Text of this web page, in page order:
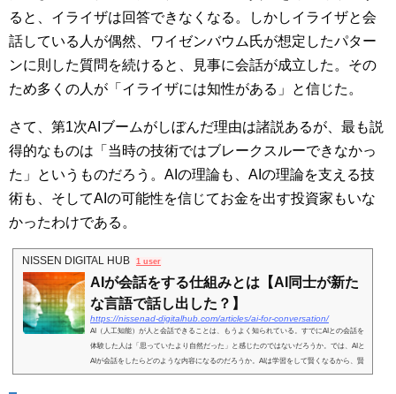
ると、イライザは回答できなくなる。しかしイライザと会
話している人が偶然、ワイゼンバウム氏が想定したパター
ンに則した質問を続けると、見事に会話が成立した。その
ため多くの人が「イライザには知性がある」と信じた。
さて、第1次AIブームがしぼんだ理由は諸説あるが、最も説
得的なものは「当時の技術ではブレークスルーできなかっ
た」というものだろう。AIの理論も、AIの理論を支える技
術も、そしてAIの可能性を信じてお金を出す投資家もいな
かったわけである。
NISSEN DIGITAL HUB 1 user
AIが会話をする仕組みとは【AI同士が新た
な言語で話し出した？】
https://nissenad-digitalhub.com/articles/ai-for-conversation/
AI（人工知能）が人と会話できることは、もうよく知られている。すでにAIとの会話を
体験した人は「思っていたより自然だった」と感じたのではないだろうか。では、AIと
AIが会話をしたらどのような内容になるのだろうか。AIは学習をして賢くなるから、賢
いAIどうしで...